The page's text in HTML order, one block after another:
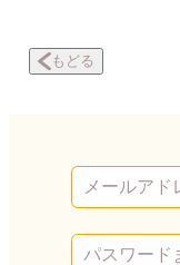
もどる